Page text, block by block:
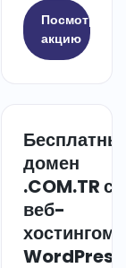
Посмотреть
акцию
ДОМЕН
домен
.COM.TR с
веб-
хостингом